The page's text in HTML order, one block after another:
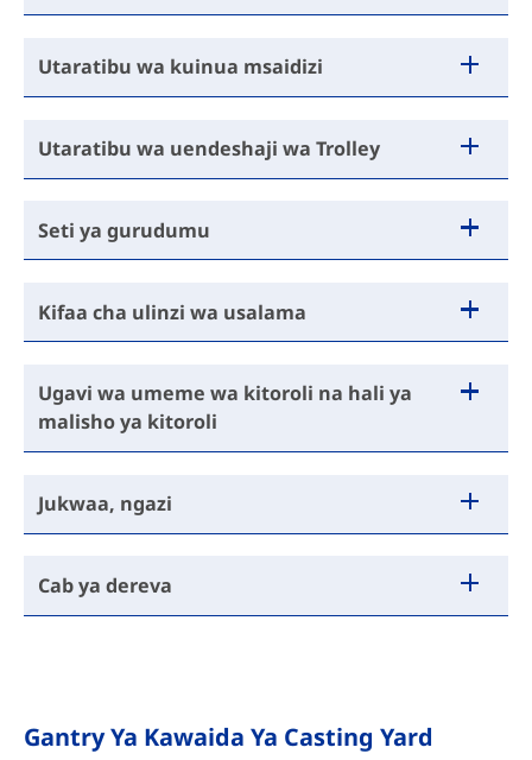
Utaratibu wa kuinua msaidizi
Utaratibu wa uendeshaji wa Trolley
Seti ya gurudumu
Kifaa cha ulinzi wa usalama
Ugavi wa umeme wa kitoroli na hali ya
malisho ya kitoroli
Jukwaa, ngazi
Cab ya dereva
Gantry Ya Kawaida Ya Casting Yard